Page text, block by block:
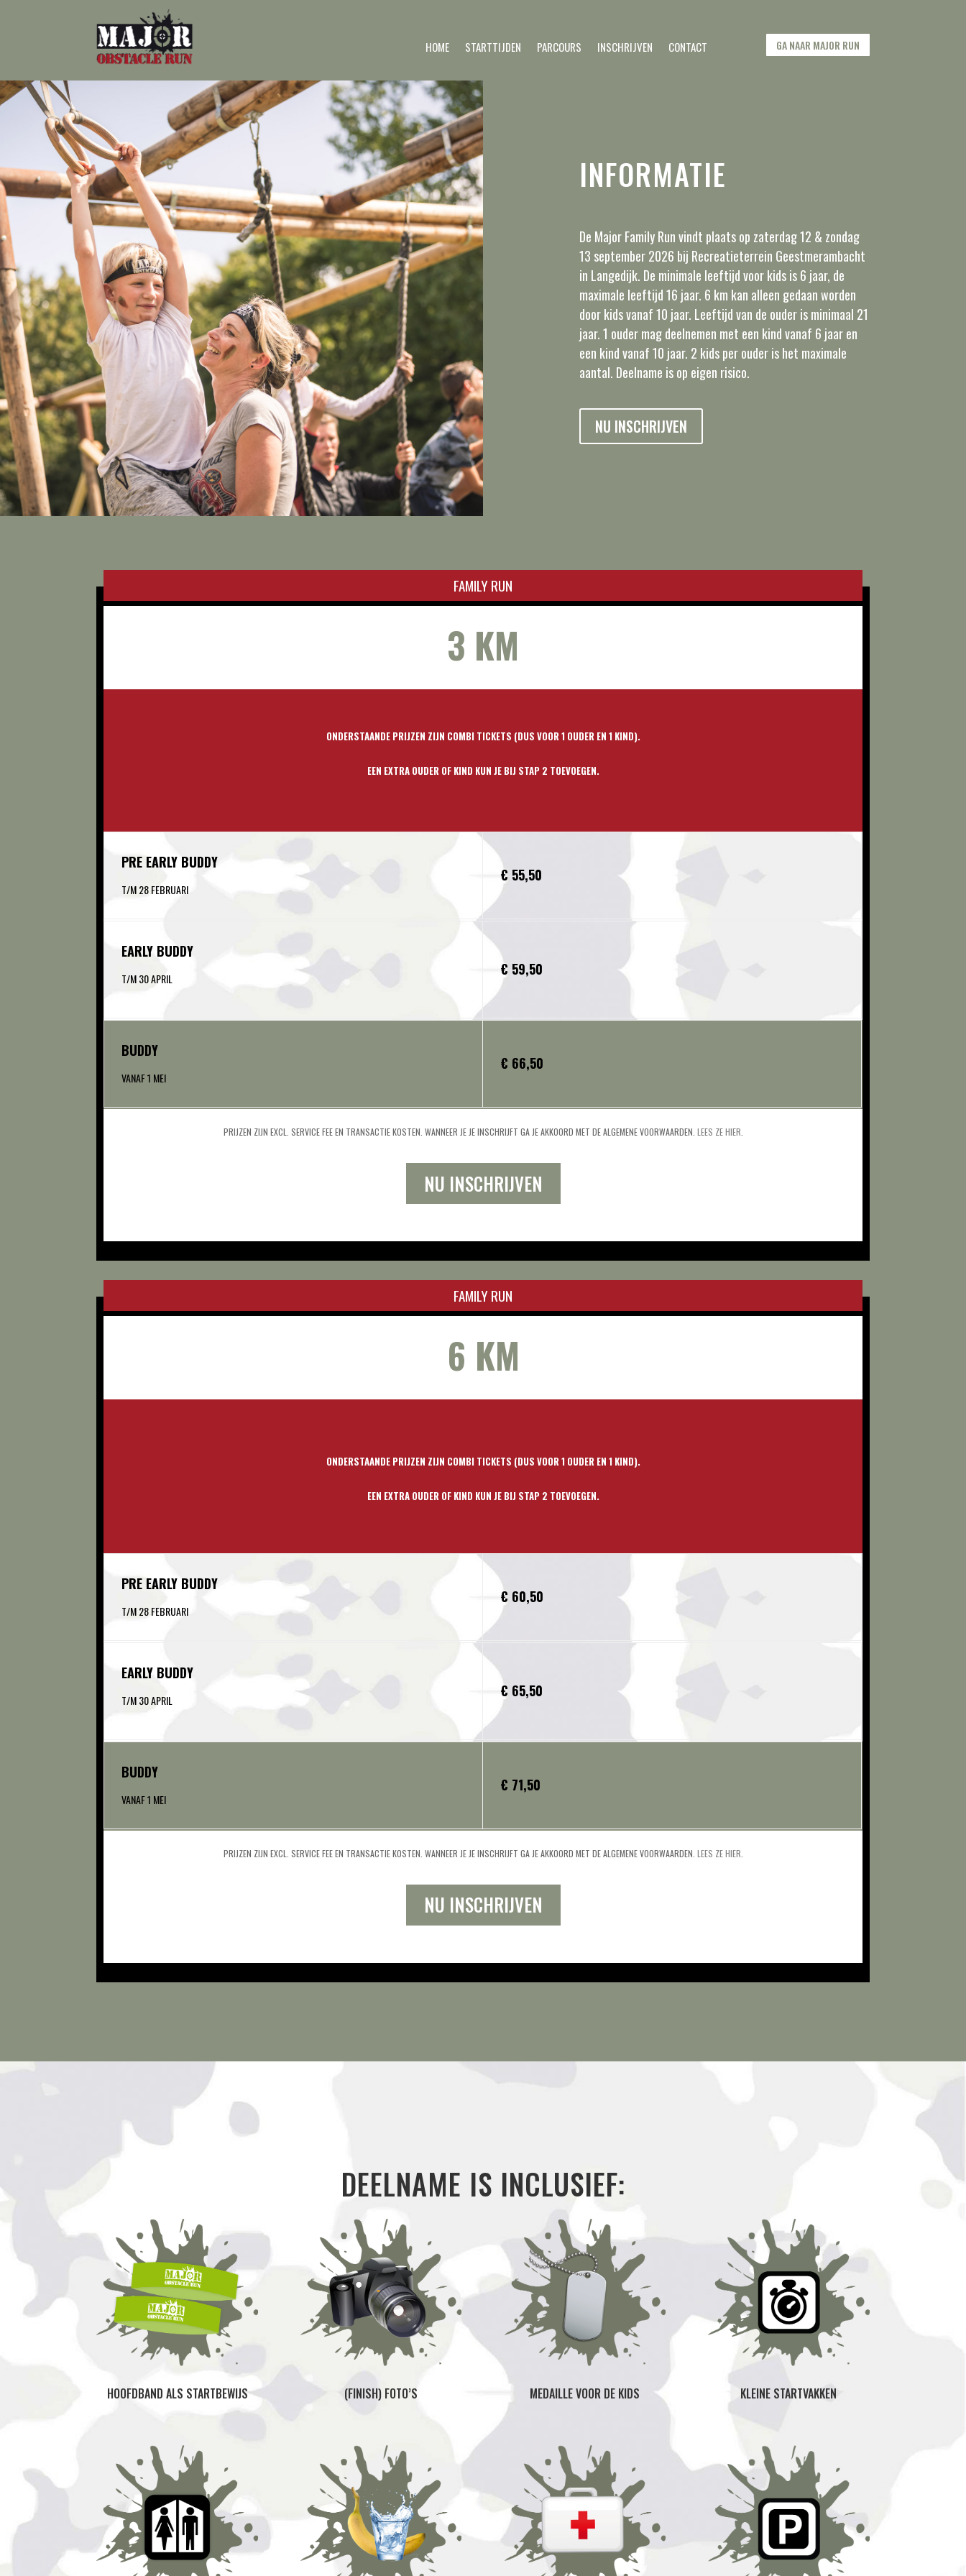
HOME STARTTIJDEN PARCOURS INSCHRIJVEN CONTACT GA NAAR MAJOR RUN
INFORMATIE
De Major Family Run vindt plaats op zaterdag 12 & zondag
13 september 2026 bij Recreatieterrein Geestmerambacht
in Langedijk. De minimale leeftijd voor kids is 6 jaar, de
maximale leeftijd 16 jaar. 6 km kan alleen gedaan worden
door kids vanaf 10 jaar. Leeftijd van de ouder is minimaal 21
jaar. 1 ouder mag deelnemen met een kind vanaf 6 jaar en
een kind vanaf 10 jaar. 2 kids per ouder is het maximale
aantal. Deelname is op eigen risico.
NU INSCHRIJVEN
FAMILY RUN
3 KM
ONDERSTAANDE PRIJZEN ZIJN COMBI TICKETS (DUS VOOR 1 OUDER EN 1 KIND).
EEN EXTRA OUDER OF KIND KUN JE BIJ STAP 2 TOEVOEGEN.
PRE EARLY BUDDY
T/M 28 FEBRUARI
€ 55,50
EARLY BUDDY
T/M 30 APRIL
€ 59,50
BUDDY
VANAF 1 MEI
€ 66,50
PRIJZEN ZIJN EXCL. SERVICE FEE EN TRANSACTIE KOSTEN. WANNEER JE JE INSCHRIJFT GA JE AKKOORD MET DE ALGEMENE VOORWAARDEN. LEES ZE HIER
NU INSCHRIJVEN
FAMILY RUN
6 KM
ONDERSTAANDE PRIJZEN ZIJN COMBI TICKETS (DUS VOOR 1 OUDER EN 1 KIND).
EEN EXTRA OUDER OF KIND KUN JE BIJ STAP 2 TOEVOEGEN.
PRE EARLY BUDDY
T/M 28 FEBRUARI
€ 60,50
EARLY BUDDY
T/M 30 APRIL
€ 65,50
BUDDY
VANAF 1 MEI
€ 71,50
PRIJZEN ZIJN EXCL. SERVICE FEE EN TRANSACTIE KOSTEN. WANNEER JE JE INSCHRIJFT GA JE AKKOORD MET DE ALGEMENE VOORWAARDEN. LEES ZE HIER
NU INSCHRIJVEN
DEELNAME IS INCLUSIEF:
HOOFDBAND ALS STARTBEWIJS (FINISH) FOTO’S MEDAILLE VOOR DE KIDS KLEINE STARTVAKKEN